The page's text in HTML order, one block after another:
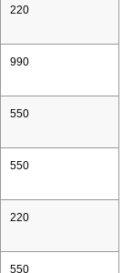
220
990
550
550
220
550